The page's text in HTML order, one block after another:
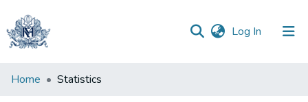
Log In (current)
Communities
Home Statistics